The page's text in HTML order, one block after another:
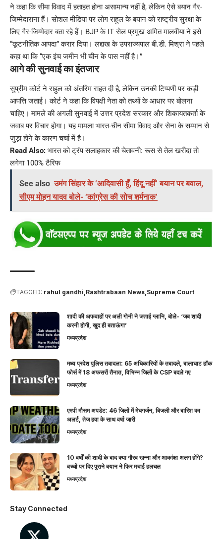
ने कहा कि सीमा विवाद में हताहत होना असामान्य नहीं है, लेकिन ऐसे बयान गैर-
जिम्मेदाराना हैं। सोशल मीडिया पर लोग राहुल के बयान को राष्ट्रीय सुरक्षा के
लिए गैर-जिम्मेदार बता रहे हैं। BJP के IT सेल प्रमुख अमित मालवीया ने इसे
“कूटनीतिक आपदा” करार दिया। लद्दाख के उपराज्यपाल बी.डी. मिश्रा ने पहले
कहा था कि “एक इंच जमीन भी चीन के पास नहीं है।”
आगे की सुनवाई का इंतजार
सुप्रीम कोर्ट ने राहुल को अंतरिम राहत दी है, लेकिन उनकी टिप्पणी पर कड़ी
आपत्ति जताई। कोर्ट ने कहा कि विपक्षी नेता को तथ्यों के आधार पर बोलना
चाहिए। मामले की अगली सुनवाई में उत्तर प्रदेश सरकार और शिकायतकर्ता के
जवाब पर विचार होगा। यह मामला भारत-चीन सीमा विवाद और सेना के सम्मान से
जुड़ा होने के कारण चर्चा में है।
Read Also: भारत को ट्रंप सलाहकार की चेतावनी: रूस से तेल खरीदा तो
लगेगा 100% टैरिफ
See also उमंग सिंहार के ‘आदिवासी हूँ, हिंदू नहीं’ बयान पर बवाल,
सीएम मोहन यादव बोले- ‘कांग्रेस की सोच शर्मनाक’
TAGGED: rahul gandhi Rashtrabaan News Supreme Court
शादी की अफवाहों पर अली गोनी ने जताई ग्लानि, बोले- ‘जब शादी
करनी होगी, खुद ही बताऊंगा’
मध्यप्रदेश
मध्य प्रदेश पुलिस तबादला: 65 अधिकारियों के तबादले, बालाघाट हॉक
फोर्स में 18 अफसरों तैनात, विभिन्न जिलों के CSP बदले गए
मध्यप्रदेश
एमपी मौसम अपडेट: 46 जिलों में मेघगर्जन, बिजली और बारिश का
अलर्ट, तेज हवा के साथ वर्षा जारी
मध्यप्रदेश
10 वर्षों की शादी के बाद क्या गौरव खन्ना और आकांक्षा अलग होंगे?
बच्चों पर दिए पुराने बयान ने फिर मचाई हलचल
मध्यप्रदेश
Stay Connected